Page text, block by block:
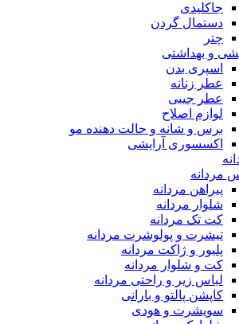
جاکلیدی
دستمال گردن
چتر
و بهداشتی
اسپری بدن
عطر زنانه
عطر جیبی
لوازم اصلاح
برس و شانه و حالت دهنده مو
اکسسوری آرایشی
مردانه
پیراهن مردانه
شلوار مردانه
کت تک مردانه
تیشرت و پولوشرت مردانه
پلیور و ژاکت مردانه
کت و شلوار مردانه
لباس زیر و راحتی مردانه
کاپشن پالتو و بارانی
سویشرت و هودی